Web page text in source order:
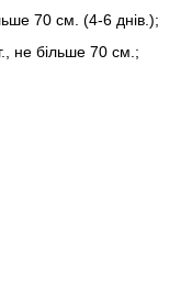
70 см. (4-6 днів.);
не більше 70 см.;